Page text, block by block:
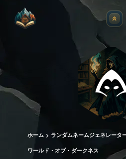
ア
ホーム ランダムネームジェネレータ
ワールド・オブ・ダークネス